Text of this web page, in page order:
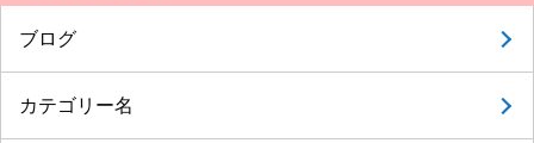
ブログ
カテゴリー名